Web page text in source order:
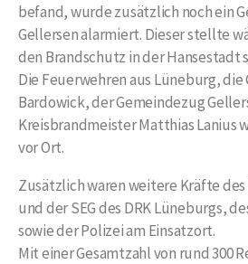
befand, wurde zusätzlich noch ein
Gellersen alarmiert. Dieser stellte
den Brandschutz in der Hansestadt
Die Feuerwehren aus Lüneburg,
Bardowick, der Gemeindezug
Kreisbrandmeister Matthias Lanius
vor Ort.
Zusätzlich waren weitere Kräfte
und der SEG des DRK Lüneburgs,
sowie der Polizei am Einsatzort.
Mit einer Gesamtzahl von rund 300